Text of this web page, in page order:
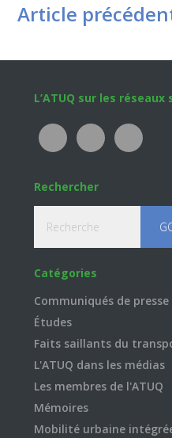
Article
Footer
L’ATUQ sur les réseaux
Rechercher
Catégories
Communiqués de presse
Études
Faits saillants du
L'ATUQ dans les médias
Les membres de l'ATUQ
Mémoires
Mobilité urbaine